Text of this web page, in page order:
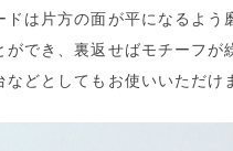
ドは片方の面が平になるよう
ができ、裏返せばモチーフが
どとしてもお使いいただけ